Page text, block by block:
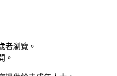
者瀏覽。
。